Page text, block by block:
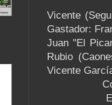
Vicente
Gastador:
Juan "El
Rubio
Vicente